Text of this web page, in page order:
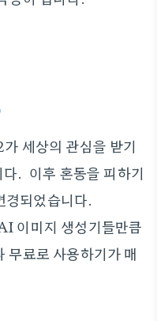
상의 관심을 받기
. 이후 혼동을 피하기
되었습니다.
이미지 생성기들만큼
무료로 사용하기가 매